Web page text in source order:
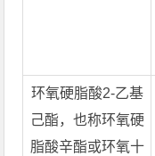
环氧硬脂酸2-乙基
己酯，也称环氧硬
脂酸辛酯或环氧十